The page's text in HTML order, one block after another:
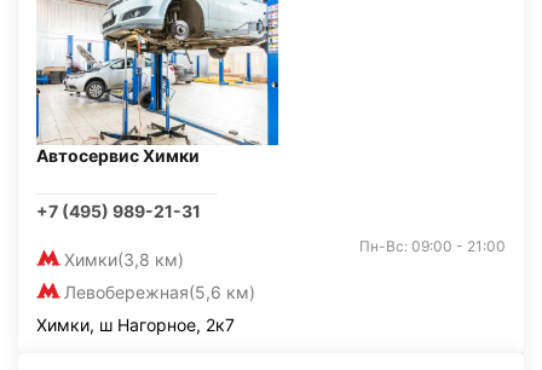
Автосервис Химки
+7 (495) 989-21-31
Химки(3,8 км)
Левобережная(5,6 км)
Пн-Вс: 09:00 - 21:00
Химки, ш Нагорное, 2к7